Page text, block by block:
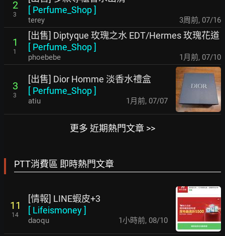
2
3
[ Perfume_Shop]
terey 3周前, 07/16
1
1
[出售] Diptyque 玫瑰之水 EDT/Hermes 玫瑰花道
[ Perfume_Shop]
phoebebe 1月前, 07/10
3
3
[出售] Dior Homme 淡香水禮盒
[ Perfume_Shop]
atiu 1月前, 07/07
更多 近期熱門文章 >>
PTT消費區 即時熱門文章
11
14
[情報] LINE蝦皮+3
[ Lifeismoney]
daoqu 1小時前, 08/10